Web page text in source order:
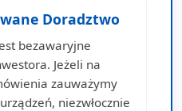
Doradztwo
bezawaryjne
Jeżeli na
zauważymy
niezwłocznie